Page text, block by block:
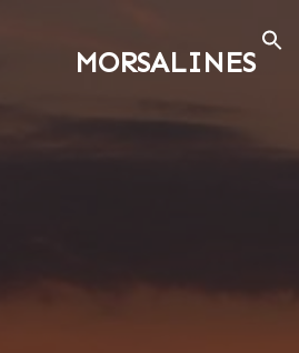
MORSALINES